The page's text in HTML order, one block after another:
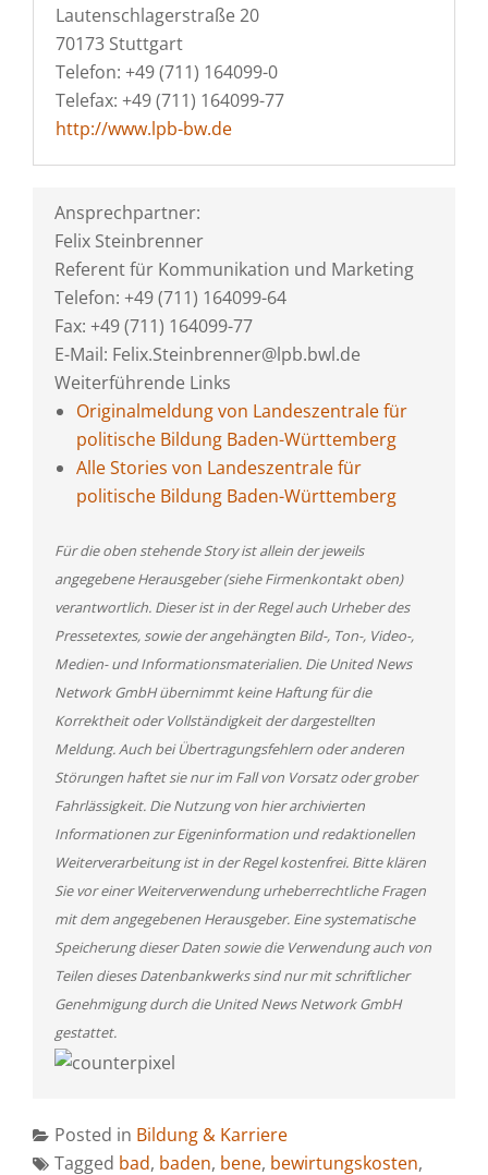
Lautenschlagerstraße 20
70173 Stuttgart
Telefon: +49 (711) 164099-0
Telefax: +49 (711) 164099-77
http://www.lpb-bw.de
Ansprechpartner:
Felix Steinbrenner
Referent für Kommunikation und Marketing
Telefon: +49 (711) 164099-64
Fax: +49 (711) 164099-77
E-Mail: Felix.Steinbrenner@lpb.bwl.de
Weiterführende Links
Originalmeldung von Landeszentrale für
politische Bildung Baden-Württemberg
Alle Stories von Landeszentrale für
politische Bildung Baden-Württemberg
Für die oben stehende Story ist allein der jeweils
angegebene Herausgeber (siehe Firmenkontakt oben)
verantwortlich. Dieser ist in der Regel auch Urheber des
Pressetextes, sowie der angehängten Bild-, Ton-, Video-,
Medien- und Informationsmaterialien. Die United News
Network GmbH übernimmt keine Haftung für die
Korrektheit oder Vollständigkeit der dargestellten
Meldung. Auch bei Übertragungsfehlern oder anderen
Störungen haftet sie nur im Fall von Vorsatz oder grober
Fahrlässigkeit. Die Nutzung von hier archivierten
Informationen zur Eigeninformation und redaktionellen
Weiterverarbeitung ist in der Regel kostenfrei. Bitte klären
Sie vor einer Weiterverwendung urheberrechtliche Fragen
mit dem angegebenen Herausgeber. Eine systematische
Speicherung dieser Daten sowie die Verwendung auch von
Teilen dieses Datenbankwerks sind nur mit schriftlicher
Genehmigung durch die United News Network GmbH
gestattet.
Posted in Bildung & Karriere
Tagged bad, baden, bene, bewirtungskosten,